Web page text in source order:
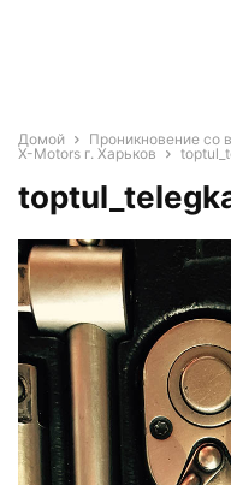
Домой
Проникновение со
X-Motors г. Харьков